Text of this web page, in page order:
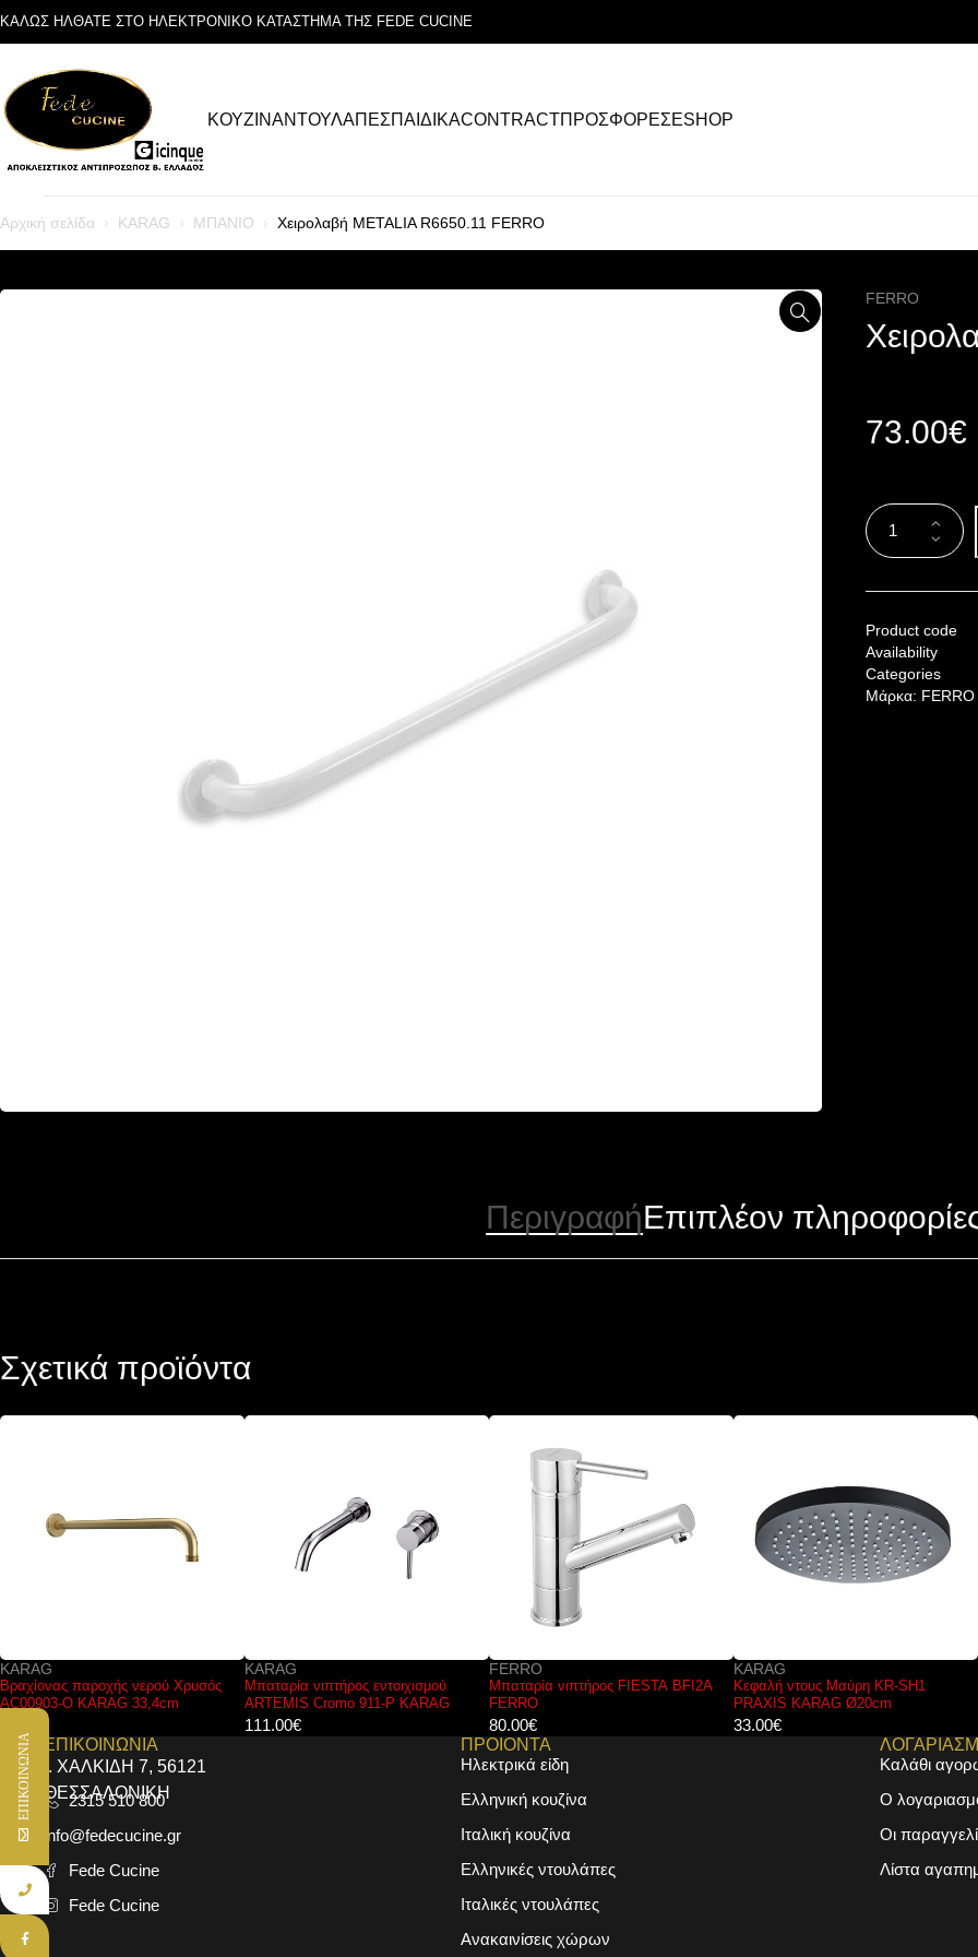
ΚΑΛΩΣ ΗΛΘΑΤΕ ΣΤΟ ΗΛΕΚΤΡΟΝΙΚΟ ΚΑΤΑΣΤΗΜΑ ΤΗΣ FEDE CUCINE
ΚΟΥΖΙΝΑΝΤΟΥΛΑΠΕΣΠΑΙΔΙΚΑCONTRACTΠΡΟΣΦΟΡΕΣESHOP
Αρχική σελίδα KARAG ΜΠΑΝΙΟ Χειρολαβή METALIA R6650.11 FERRO
FERRO
73.00€
Product code
Availability
Categories
Μάρκα: FERRO
ΠεριγραφήΕπιπλέον
Σχετικά προϊόντα
KARAG
Μπαταρία νιπτήρος εντοιχισμού
ARTEMIS Cromo 911-P KARAG
111.00
FERRO
Μπαταρία νιπτήρος FIESTA BFI2A
FERRO
80.00€
KARAG
Κεφαλή ντους Μαύρη KR-SH1
PRAXIS KARAG Ø20cm
33.00€
KARAG
Καζανάκι εντοιχισμού δαπέδου για
αναρτώμενες λεκάνες T05-2114
KARAG
144.00
ΕΠΙΚΟΙΝΩΝΙΑ
Ι. ΧΑΛΚΙΔΗ 7, 56121
ΘΕΣΣΑΛΟΝΙΚΗ
2315 510 800
info@fedecucine.gr
Fede Cucine
Fede Cucine
ΠΡΟΙΟΝΤΑ
Ηλεκτρικά είδη
Ελληνική κουζίνα
Ιταλική κουζίνα
Ελληνικές ντουλάπες
Ιταλικές ντουλάπες
Ανακαινίσεις χώρων
Καλάθι
Ο
Οι
Λίστα
ΕΠΙΚΟΙΝΩΝΙΑ